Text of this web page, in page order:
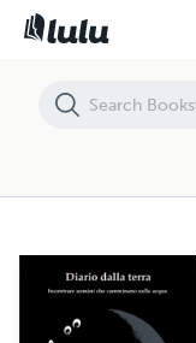
Diario dalla terra -